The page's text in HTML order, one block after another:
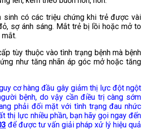
sinh có các triệu chứng khi trẻ được vài
sợ ánh sáng. Mắt trẻ bị lồi hoặc mở to
tùy thuộc vào tình trạng bệnh mà bệnh
như tăng nhãn áp góc mở hoặc tăng
cơ hàng đầu gây giảm thị lực đột ngột
bệnh, do vậy cần điều trị càng sớm
phải đối mặt với tình trạng đau nhức
thị lực nhiều phần, bạn hãy gọi ngay đến
để được tư vấn giải pháp xử lý hiệu quả